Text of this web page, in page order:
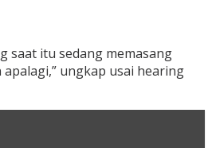
saat itu sedang memasang
ungkap usai hearing